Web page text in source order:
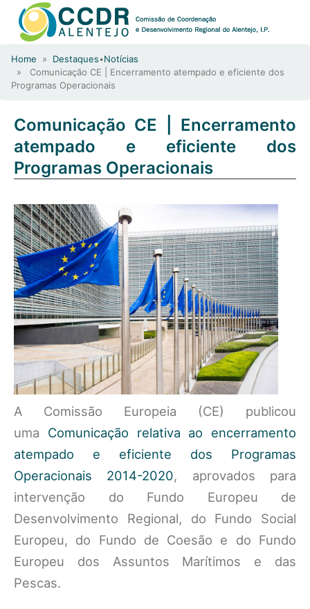
Home » Destaques•Notícias
» Comunicação CE | Encerramento atempado e eficiente dos
Programas Operacionais
Comunicação CE | Encerramento
atempado e eficiente dos
Programas Operacionais
A Comissão Europeia (CE) publicou
uma Comunicação relativa ao encerramento
atempado e eficiente dos Programas
Operacionais 2014-2020, aprovados para
intervenção do Fundo Europeu de
Desenvolvimento Regional, do Fundo Social
Europeu, do Fundo de Coesão e do Fundo
Europeu dos Assuntos Marítimos e das
Pescas.